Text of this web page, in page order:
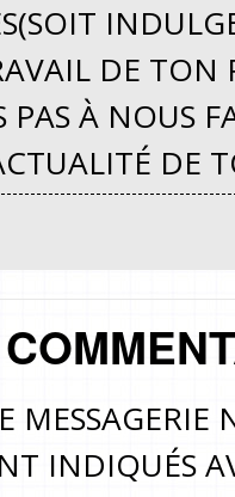
DE
PAS À NOUS
DE
MESSAGERIE
INDIQUÉS